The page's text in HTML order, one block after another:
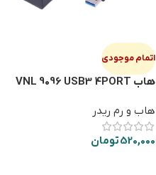
اتمام موجودی
هاب VNL 9096 USB3 4PORT
هاب و رم ریدر
520,000تومان